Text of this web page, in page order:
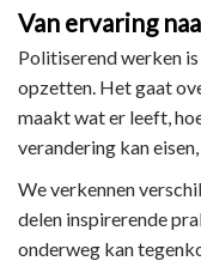
Van ervaring
Politiserend werken
opzetten. Het gaat
maakt wat er leeft,
verandering kan
We verkennen
delen inspirerende
onderweg kan